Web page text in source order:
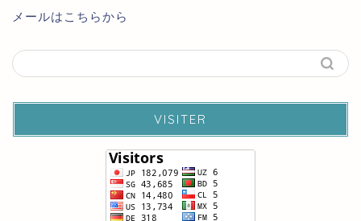
メールはこちらから
VISITER